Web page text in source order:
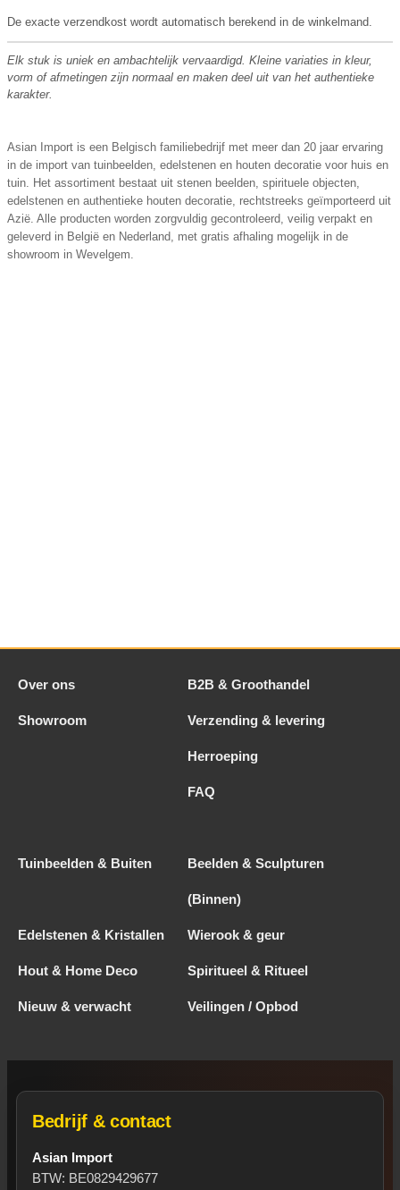
De exacte verzendkost wordt automatisch berekend in de winkelmand.
Elk stuk is uniek en ambachtelijk vervaardigd. Kleine variaties in kleur,
vorm of afmetingen zijn normaal en maken deel uit van het authentieke
karakter.
Asian Import is een Belgisch familiebedrijf met meer dan 20 jaar ervaring
in de import van tuinbeelden, edelstenen en houten decoratie voor huis en
tuin. Het assortiment bestaat uit stenen beelden, spirituele objecten,
edelstenen en authentieke houten decoratie, rechtstreeks geïmporteerd uit
Azië. Alle producten worden zorgvuldig gecontroleerd, veilig verpakt en
geleverd in België en Nederland, met gratis afhaling mogelijk in de
showroom in Wevelgem.
Over ons B2B & Groothandel
Showroom Verzending & levering
Herroeping
FAQ
Tuinbeelden & Buiten Beelden & Sculpturen
(Binnen)
Edelstenen & Kristallen Wierook & geur
Hout & Home Deco Spiritueel & Ritueel
Nieuw & verwacht Veilingen / Opbod
Bedrijf & contact
Asian Import
BTW: BE0829429677